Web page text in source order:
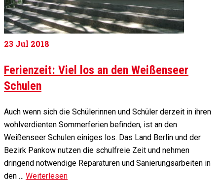
23 Jul 2018
Ferienzeit: Viel los an den Weißenseer
Schulen
Auch wenn sich die Schülerinnen und Schüler derzeit in ihren
wohlverdienten Sommerferien befinden, ist an den
Weißenseer Schulen einiges los. Das Land Berlin und der
Bezirk Pankow nutzen die schulfreie Zeit und nehmen
dringend notwendige Reparaturen und Sanierungsarbeiten in
den … Weiterlesen